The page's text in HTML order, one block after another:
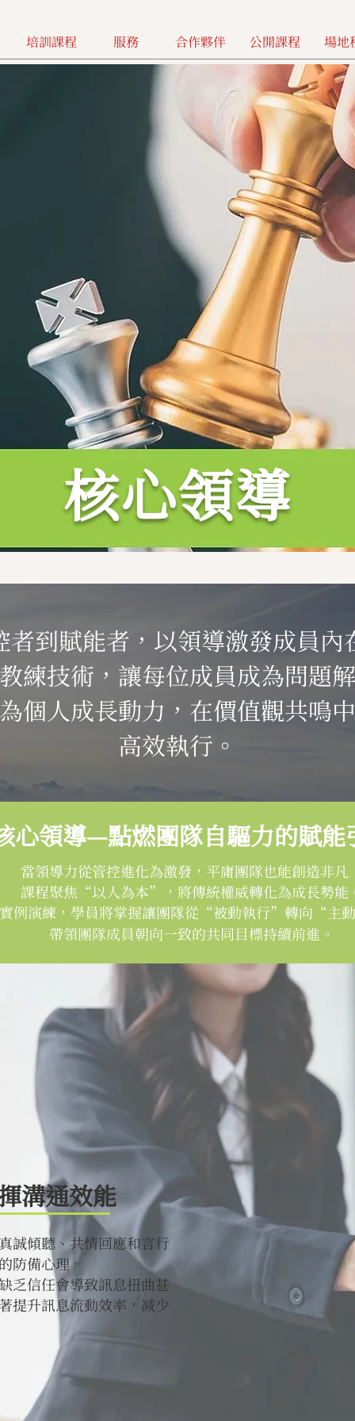
培訓課程 服務 合作夥伴 公開課程 場地
核心領導
者到賦能者，以領導激發成員內
練技術，讓每位成員成為問題
個人成長動力，在價值觀共鳴
高效執行。
心領導—點燃團隊自驅力的賦能
當領導力從管控進化為激發，平庸團隊也能創造非凡
課程聚焦“以人為本”，將傳統權威轉化為成長勢能
例演練，學員將掌握讓團隊從“被動執行”轉向“主
帶領團隊成員朝向一致的共同目標持續前進。
溝通效能
誠傾聽、共情回應和言行
防備心理。
乏信任會導致訊息扭曲甚
提升訊息流動效率，减少